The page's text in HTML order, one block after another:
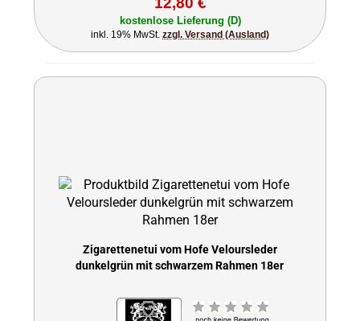
kostenlose Lieferung (D)
inkl. 19% MwSt. zzgl. Versand (Ausland)
Zigarettenetui vom Hofe Veloursleder
dunkelgrün mit schwarzem Rahmen 18er